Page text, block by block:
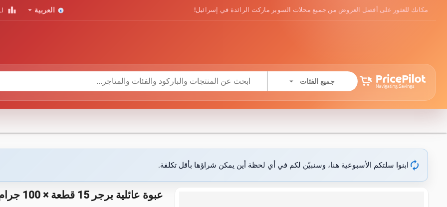
مكانك للعثور على أفضل العروض من جميع محلات السوبر ماركت الرائدة في إسرائيل! العربية arrow_drop_down
leaderboard
جميع الفئات arrow_drop_down
autorenew ابنوا سلتكم الأسبوعية هنا، وسنبيّن لكم في أي لحظة أين يمكن شراؤها بأقل تكلفة.
عبوة عائلية برجر 15 قطعة × 100 جرام (1.5 كجم)